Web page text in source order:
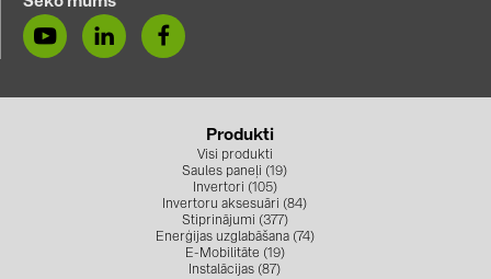
Solis (63)
Victron Energy B.V. (2)
Produkti
Visi produkti
Saules paneļi (19)
Invertori (105)
Invertoru aksesuāri (84)
Stiprinājumi (377)
Enerģijas uzglabāšana (74)
E-Mobilitāte (19)
Instalācijas (87)